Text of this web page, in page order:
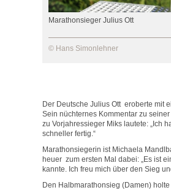
Marathonsieger Julius Ott
© Hans Simonlehner
Der Deutsche Julius Ott eroberte mit
Sein nüchternes Kommentar zu
zu Vorjahressieger Miks lautete: „Ich
schneller fertig.“
Marathonsiegerin ist Michaela
heuer zum ersten Mal dabei: „Es ist
kannte. Ich freu mich über den Sieg
Den Halbmarathonsieg (Damen)